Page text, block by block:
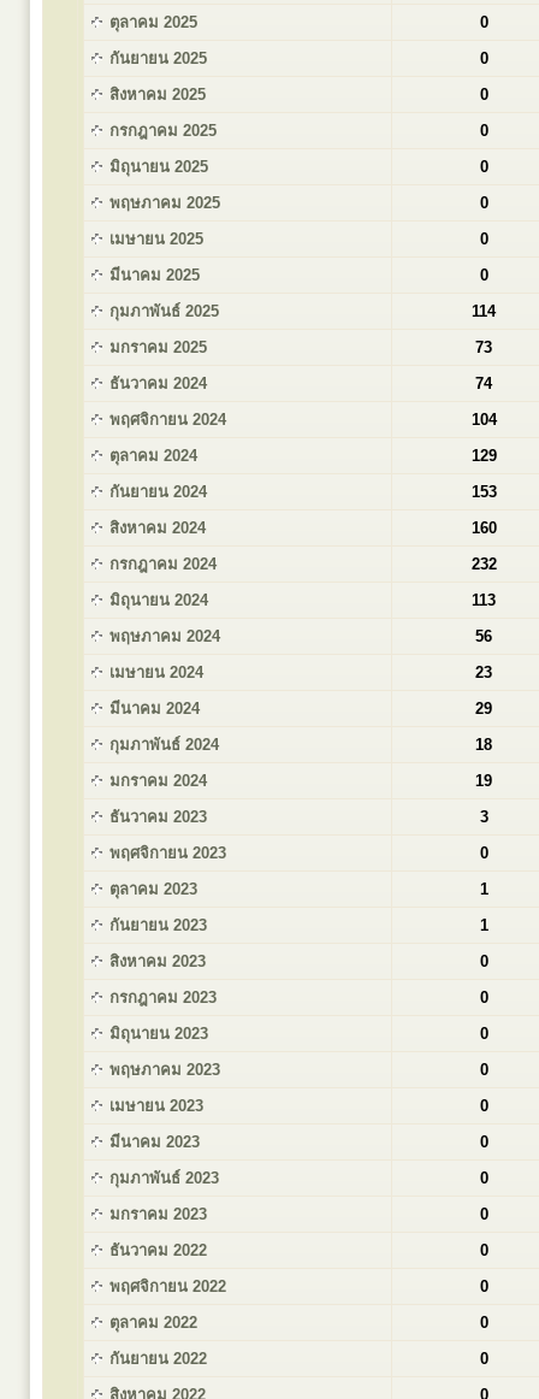
ตุลาคม 2025
0
กันยายน 2025
0
สิงหาคม 2025
0
กรกฎาคม 2025
0
มิถุนายน 2025
0
พฤษภาคม 2025
0
เมษายน 2025
0
มีนาคม 2025
0
กุมภาพันธ์ 2025
114
มกราคม 2025
73
ธันวาคม 2024
74
พฤศจิกายน 2024
104
ตุลาคม 2024
129
กันยายน 2024
153
สิงหาคม 2024
160
กรกฎาคม 2024
232
มิถุนายน 2024
113
พฤษภาคม 2024
56
เมษายน 2024
23
มีนาคม 2024
29
กุมภาพันธ์ 2024
18
มกราคม 2024
19
ธันวาคม 2023
3
พฤศจิกายน 2023
0
ตุลาคม 2023
1
กันยายน 2023
1
สิงหาคม 2023
0
กรกฎาคม 2023
0
มิถุนายน 2023
0
พฤษภาคม 2023
0
เมษายน 2023
0
มีนาคม 2023
0
กุมภาพันธ์ 2023
0
มกราคม 2023
0
ธันวาคม 2022
0
พฤศจิกายน 2022
0
ตุลาคม 2022
0
กันยายน 2022
0
สิงหาคม 2022
0